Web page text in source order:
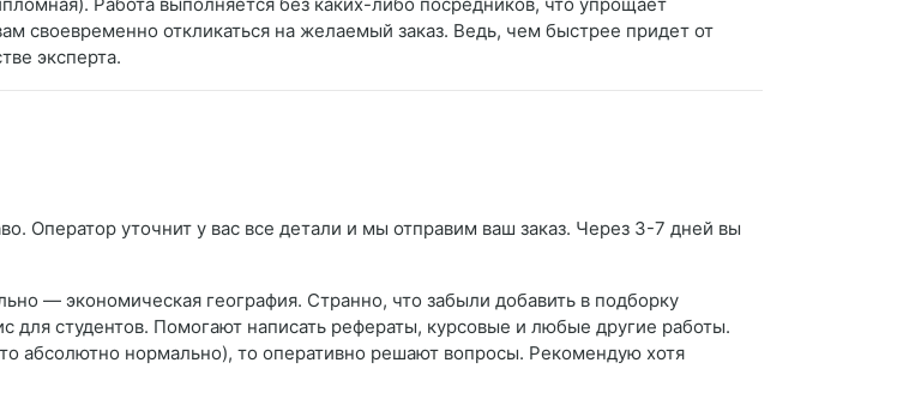
своевременно откликаться на желаемый заказ. Ведь, чем быстрее придет от
эксперта.
Оператор уточнит у вас все детали и мы отправим ваш заказ. Через 3-7 дней вы
— экономическая география. Странно, что забыли добавить в подборку
студентов. Помогают написать рефераты, курсовые и любые другие работы.
абсолютно нормально), то оперативно решают вопросы. Рекомендую хотя